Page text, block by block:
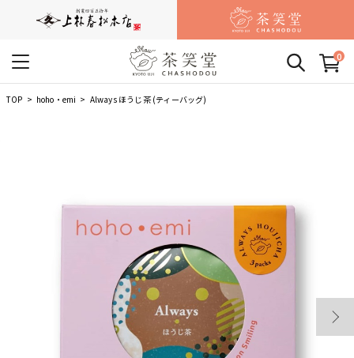
0
TOP hoho・emi Always ほうじ茶 (ティーバッグ)